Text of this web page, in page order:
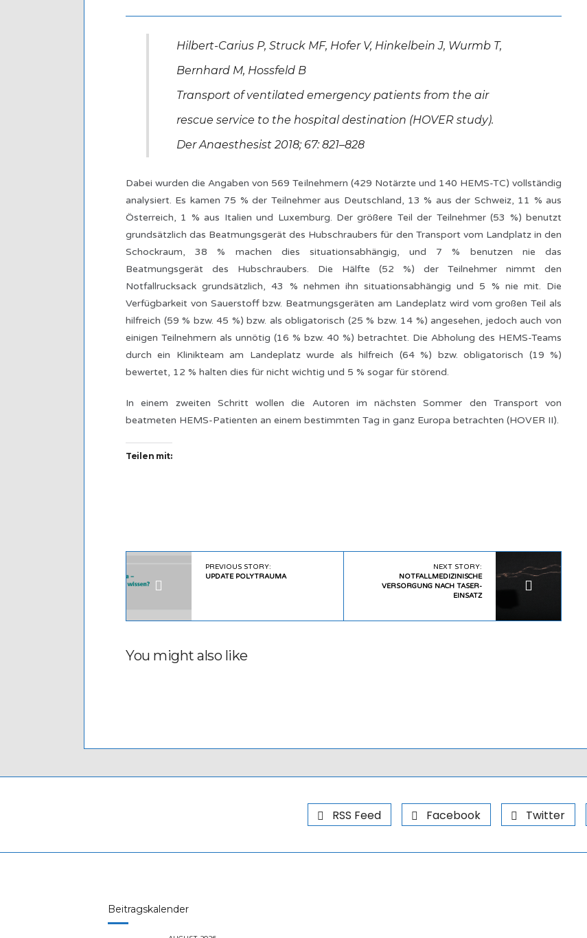
Hilbert-Carius P, Struck MF, Hofer V, Hinkelbein J, Wurmb T,
Bernhard M, Hossfeld B
Transport of ventilated emergency patients from the air
rescue service to the hospital destination (HOVER study).
Der Anaesthesist 2018; 67: 821–828
Dabei wurden die Angaben von 569 Teilnehmern (429 Notärzte und 140 HEMS-TC) vollständig
analysiert. Es kamen 75 % der Teilnehmer aus Deutschland, 13 % aus der Schweiz, 11 % aus
Österreich, 1 % aus Italien und Luxemburg. Der größere Teil der Teilnehmer (53 %) benutzt
grundsätzlich das Beatmungsgerät des Hubschraubers für den Transport vom Landplatz in den
Schockraum, 38 % machen dies situationsabhängig, und 7 % benutzen nie das
Beatmungsgerät des Hubschraubers. Die Hälfte (52 %) der Teilnehmer nimmt den
Notfallrucksack grundsätzlich, 43 % nehmen ihn situationsabhängig und 5 % nie mit. Die
Verfügbarkeit von Sauerstoff bzw. Beatmungsgeräten am Landeplatz wird vom großen Teil als
hilfreich (59 % bzw. 45 %) bzw. als obligatorisch (25 % bzw. 14 %) angesehen, jedoch auch von
einigen Teilnehmern als unnötig (16 % bzw. 40 %) betrachtet. Die Abholung des HEMS-Teams
durch ein Klinikteam am Landeplatz wurde als hilfreich (64 %) bzw. obligatorisch (19 %)
bewertet, 12 % halten dies für nicht wichtig und 5 % sogar für störend.
In einem zweiten Schritt wollen die Autoren im nächsten Sommer den Transport von
beatmeten HEMS-Patienten an einem bestimmten Tag in ganz Europa betrachten (HOVER II).
Teilen mit:
PREVIOUS STORY:
UPDATE POLYTRAUMA
NEXT STORY:
NOTFALLMEDIZINISCHE
VERSORGUNG NACH TASER-
EINSATZ
You might also like
RSS Feed Facebook Twitter
Beitragskalender